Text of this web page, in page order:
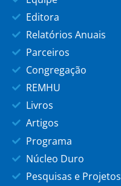
Editora
Relatórios Anuais
Parceiros
Congregação
REMHU
Livros
Artigos
Programa
Núcleo Duro
Pesquisas e Projetos